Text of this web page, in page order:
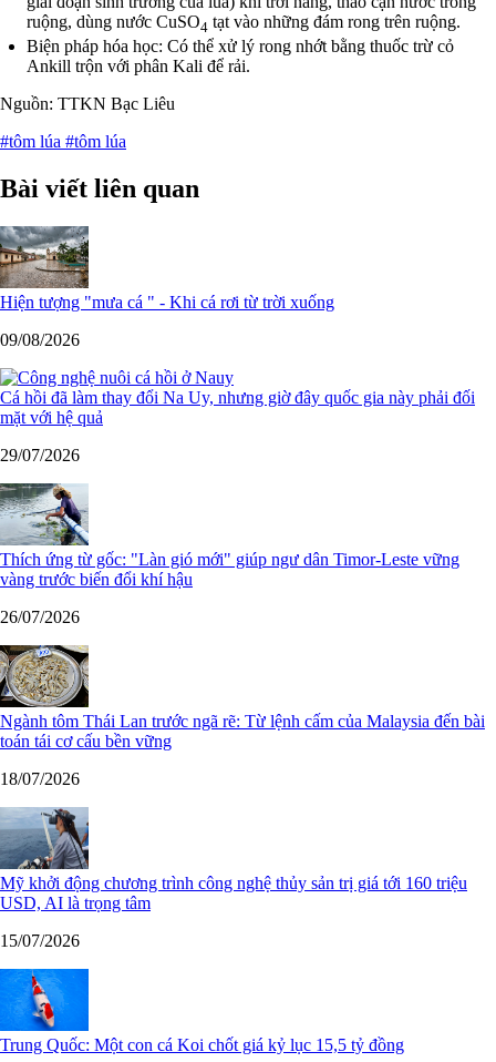
ruộng, dùng nước CuSO4 tạt vào những đám rong trên ruộng.
Biện pháp hóa học: Có thể xử lý rong nhớt bằng thuốc trừ cỏ
Ankill trộn với phân Kali để rải.
Nguồn: TTKN Bạc Liêu
#tôm lúa #tôm lúa
Bài viết liên quan
Hiện tượng "mưa cá " - Khi cá rơi từ trời xuống
09/08/2026
Cá hồi đã làm thay đổi Na Uy, nhưng giờ đây quốc gia này phải đối
mặt với hệ quả
29/07/2026
Thích ứng từ gốc: "Làn gió mới" giúp ngư dân Timor-Leste vững
vàng trước biến đổi khí hậu
26/07/2026
Ngành tôm Thái Lan trước ngã rẽ: Từ lệnh cấm của Malaysia đến bài
toán tái cơ cấu bền vững
18/07/2026
Mỹ khởi động chương trình công nghệ thủy sản trị giá tới 160 triệu
USD, AI là trọng tâm
15/07/2026
Trung Quốc: Một con cá Koi chốt giá kỷ lục 15,5 tỷ đồng